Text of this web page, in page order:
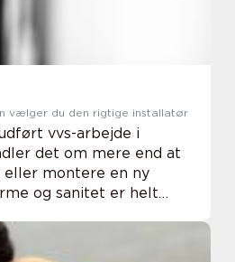
sådan vælger du den rigtige installatør
vvs-arbejde i
det om mere end at
montere en ny
og sanitet er helt
kan hurtigt blive både